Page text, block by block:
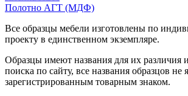
Полотно АГТ (МДФ)
Все образцы мебели изготовлены по
проекту в единственном экземпляре.
Образцы имеют названия для их различия
поиска по сайту, все названия образцов не
зарегистрированным товарным знаком.